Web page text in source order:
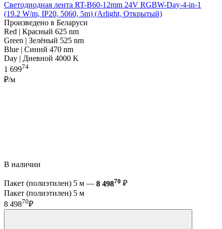
Светодиодная лента RT-B60-12mm 24V RGBW-Day-4-in-1
(19.2 W/m, IP20, 5060, 5m) (Arlight, Открытый)
Произведено в Беларуси
Red | Красный 625 nm
Green | Зелёный 525 nm
Blue | Синий 470 nm
Day | Дневной 4000 K
1 69974
₽/м
В наличии
Пакет (полиэтилен) 5 м — 8 49870 ₽
Пакет (полиэтилен) 5 м
8 49870₽